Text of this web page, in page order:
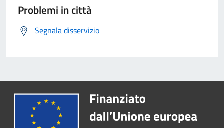
Problemi in città
Segnala disservizio